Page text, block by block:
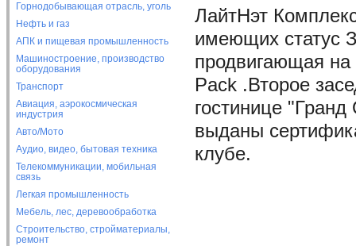
Горнодобывающая отрасль, уголь
Нефть и газ
АПК и пищевая промышленность
Машиностроение, производство
оборудования
Транспорт
Авиация, аэрокосмическая
индустрия
Авто/Мото
Аудио, видео, бытовая техника
Телекоммуникации, мобильная
связь
Легкая промышленность
Мебель, лес, деревообработка
Строительство, стройматериалы,
ремонт
ЛайтНэт
имеющих статус
продвигающая на
Pack .Второе
гостинице
выданы
клубе.